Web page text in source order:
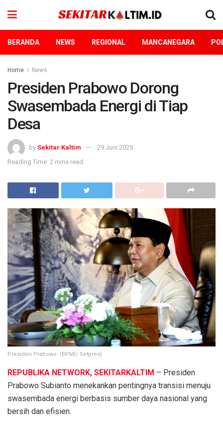
BERANDA NEWS REGIONAL MANCANEGARA
Home News
Presiden Prabowo Dorong
Swasembada Energi di Tiap
Desa
by Sekitar Kaltim
29 Juni 2025
Reading Time: 2 mins read
Presiden Prabowo. (BPMI/ Setpres)
REPUBLIKA NETWORK, SEKITARKALTIM – Presiden
Prabowo Subianto menekankan pentingnya transisi menuju
swasembada energi berbasis sumber daya nasional yang
bersih dan efisien.